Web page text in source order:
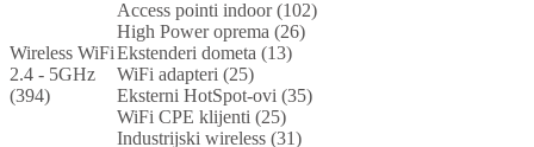
Wireless WiFi
2.4 - 5GHz
(394)
Access pointi indoor (102)
High Power oprema (26)
Ekstenderi dometa (13)
WiFi adapteri (25)
Eksterni HotSpot-ovi (35)
WiFi CPE klijenti (25)
Industrijski wireless (31)